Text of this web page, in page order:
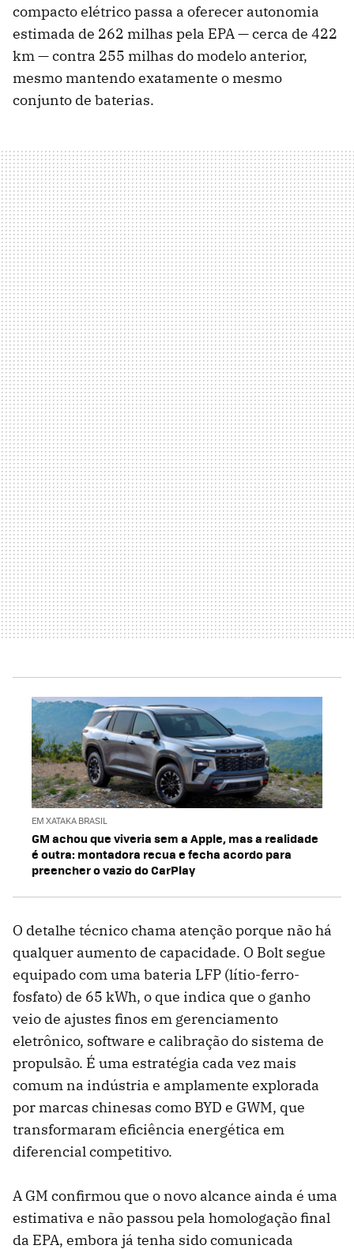
compacto elétrico passa a oferecer autonomia
estimada de 262 milhas pela EPA — cerca de 422
km — contra 255 milhas do modelo anterior,
mesmo mantendo exatamente o mesmo
conjunto de baterias.
EM XATAKA BRASIL
GM achou que viveria sem a Apple, mas a realidade
é outra: montadora recua e fecha acordo para
preencher o vazio do CarPlay
O detalhe técnico chama atenção porque não há
qualquer aumento de capacidade. O Bolt segue
equipado com uma bateria LFP (lítio-ferro-
fosfato) de 65 kWh, o que indica que o ganho
veio de ajustes finos em gerenciamento
eletrônico, software e calibração do sistema de
propulsão. É uma estratégia cada vez mais
comum na indústria e amplamente explorada
por marcas chinesas como BYD e GWM, que
transformaram eficiência energética em
diferencial competitivo.
A GM confirmou que o novo alcance ainda é uma
estimativa e não passou pela homologação final
da EPA, embora já tenha sido comunicada